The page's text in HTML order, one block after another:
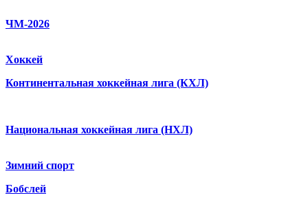
ЧМ-2026
Хоккей
Континентальная хоккейная лига (КХЛ)
Национальная хоккейная лига (НХЛ)
Зимний спорт
Бобслей